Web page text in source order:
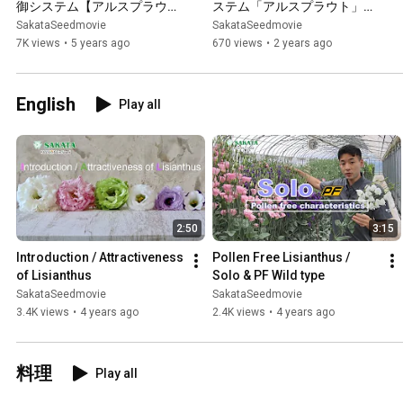
御システム【アルスプラウ
ト】～導入編～
SakataSeedmovie
7K views • 5 years ago
ステム「アルスプラウト」ウ
ェビナー　～「アルスプラウ
ト エア」紹介～
SakataSeedmovie
670 views • 2 years ago
English Play all
2:50
Introduction / Attractiveness
of Lisianthus
SakataSeedmovie
3.4K views • 4 years ago
3:15
Pollen Free Lisianthus /
Solo & PF Wild type
SakataSeedmovie
2.4K views • 4 years ago
料理 Play all